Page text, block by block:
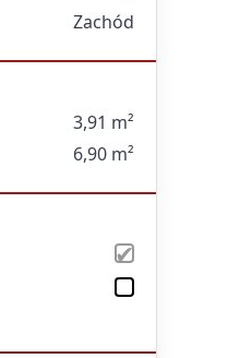
Zachód
3,91 m²
6,90 m²